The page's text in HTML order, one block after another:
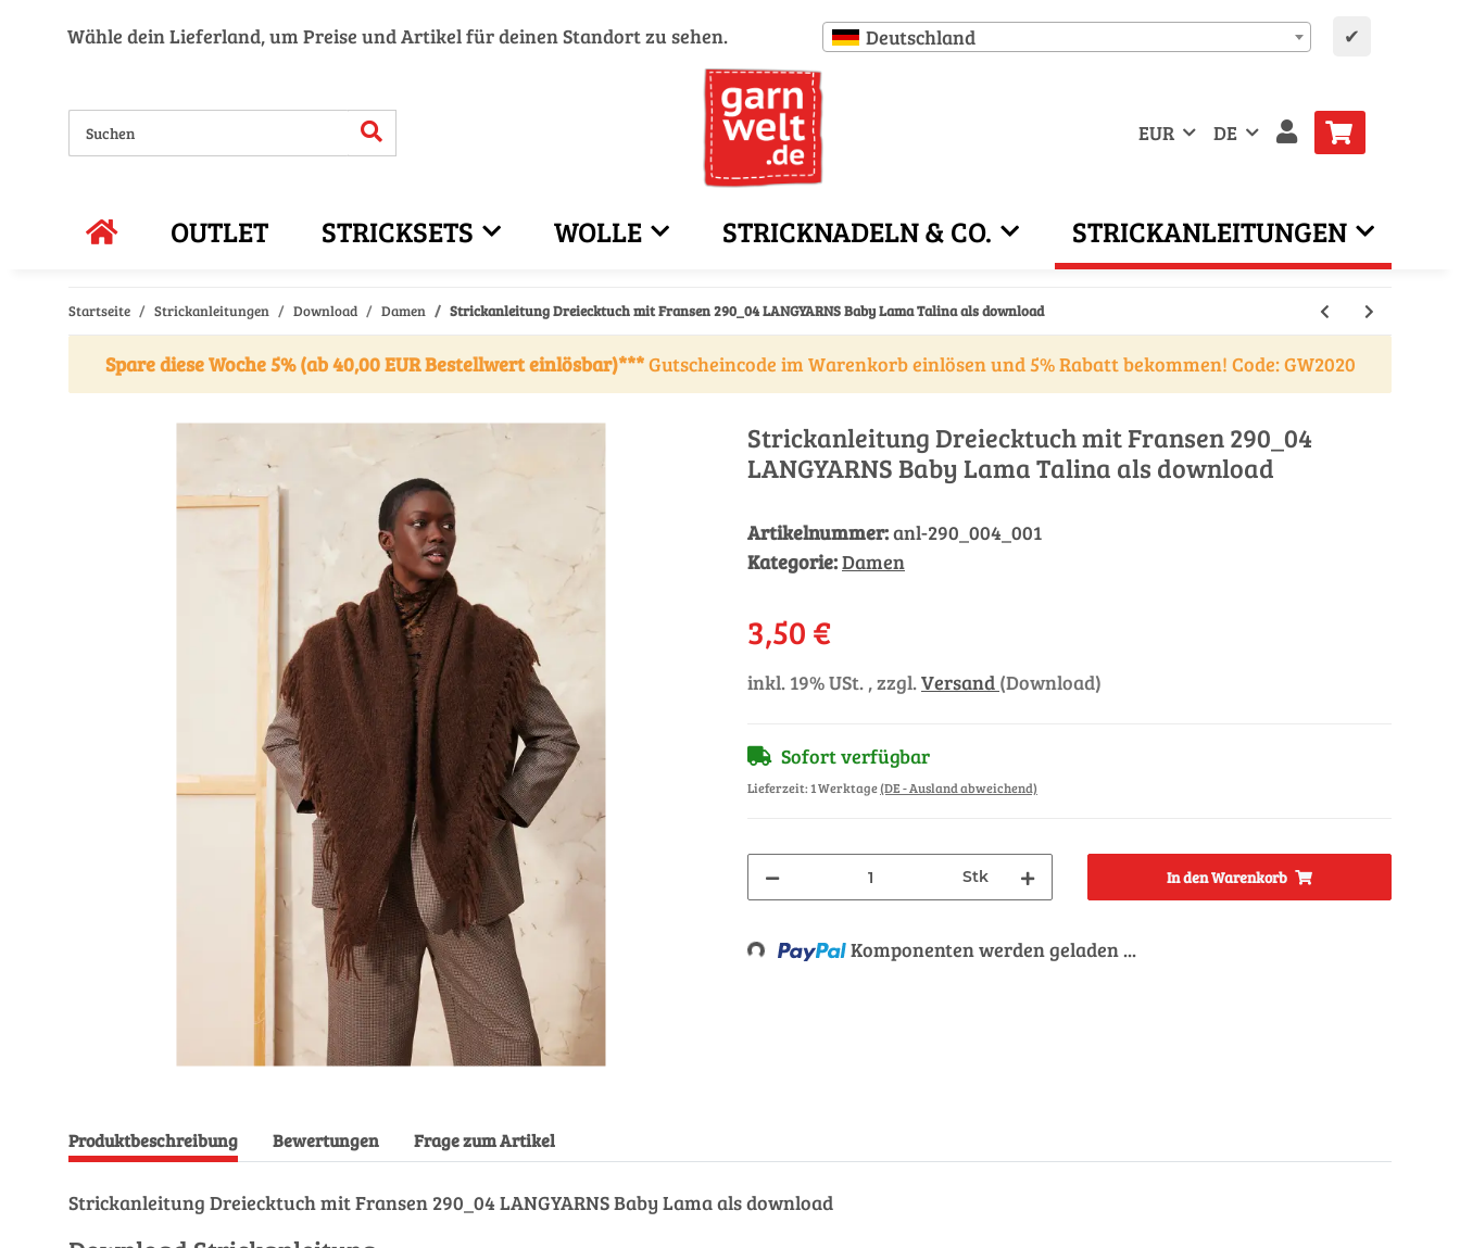
Wähle dein Lieferland, um Preise und Artikel für deinen Standort zu sehen. Deutschland ✔
EUR DE
OUTLET STRICKSETS WOLLE STRICKNADELN & CO. STRICKANLEITUNGEN
Startseite Strickanleitungen Download Damen Strickanleitung Dreiecktuch mit Fransen 290_04 LANGYARNS Baby Lama Talina als download
Spare diese Woche 5% (ab 40,00 EUR Bestellwert einlösbar)***Gutscheincode im Warenkorb einlösen und 5% Rabatt bekommen! Code: GW2020
Strickanleitung Dreiecktuch mit Fransen 290_04
LANGYARNS Baby Lama Talina als download
Artikelnummer:anl-290_004_001
Kategorie:Damen
3,50 €
inkl. 19% USt. , zzgl.Versand (Download)
Sofort verfügbar
Lieferzeit:1 Werktage(DE - Ausland abweichend)
Stk In den Warenkorb
Loading... Komponenten werden geladen ...
Produktbeschreibung Bewertungen Frage zum Artikel
Strickanleitung Dreiecktuch mit Fransen 290_04 LANGYARNS Baby Lama als download